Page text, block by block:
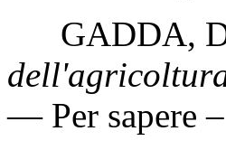
GADDA,
— Per sapere